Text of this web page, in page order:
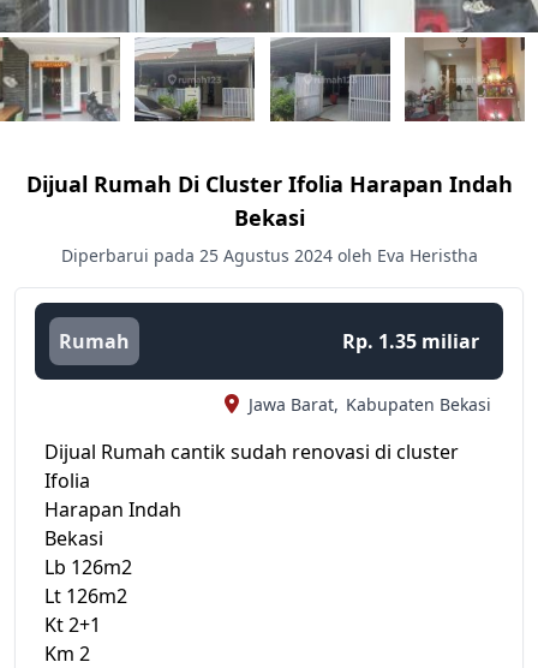
Dijual Rumah Di Cluster Ifolia Harapan Indah
Bekasi
Diperbarui pada 25 Agustus 2024 oleh Eva Heristha
Rumah Rp. 1.35 miliar
Jawa Barat, Kabupaten Bekasi
Dijual Rumah cantik sudah renovasi di cluster
Ifolia
Harapan Indah
Bekasi
Lb 126m2
Lt 126m2
Kt 2+1
Km 2